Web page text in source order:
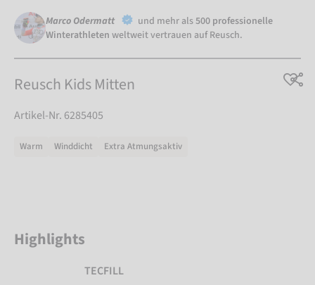
Marco Odermatt und mehr als500 professionelle
Winterathleten weltweit vertrauen auf Reusch.
Reusch Kids Mitten
Artikel-Nr. 6285405
Warm Winddicht Extra Atmungsaktiv
Highlights
TECFILL